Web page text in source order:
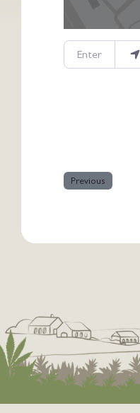
Enter your location
Previous